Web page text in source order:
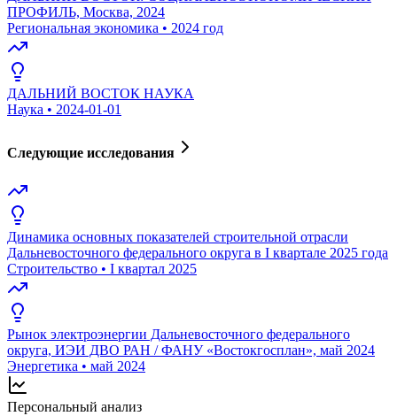
ПРОФИЛЬ, Москва, 2024
Региональная экономика • 2024 год
ДАЛЬНИЙ ВОСТОК НАУКА
Наука • 2024-01-01
Следующие исследования
Динамика основных показателей строительной отрасли
Дальневосточного федерального округа в I квартале 2025 года
Строительство • I квартал 2025
Рынок электроэнергии Дальневосточного федерального
округа, ИЭИ ДВО РАН / ФАНУ «Востокгосплан», май 2024
Энергетика • май 2024
Персональный анализ